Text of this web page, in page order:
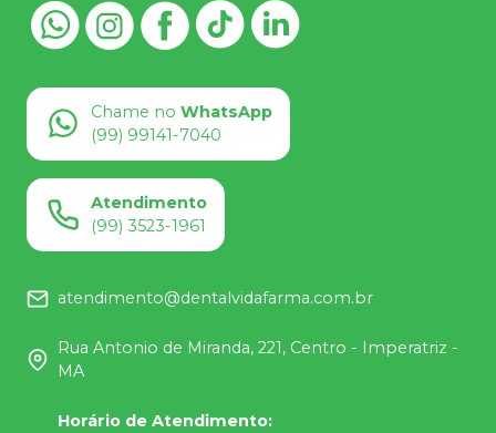
Chame no WhatsApp
(99) 99141-7040
Atendimento
(99) 3523-1961
atendimento@dentalvidafarma.com.br
Rua Antonio de Miranda, 221, Centro - Imperatriz -
MA
Horário de Atendimento: